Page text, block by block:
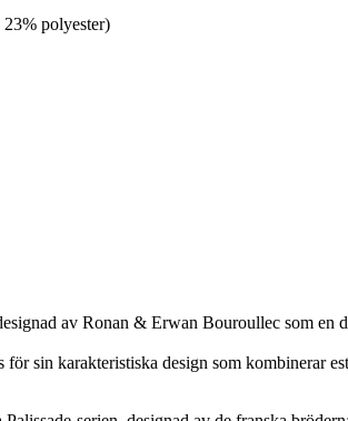
polyester)
av Ronan & Erwan Bouroullec som
sin karakteristiska design som kombinerar